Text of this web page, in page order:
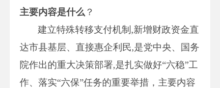
主要内容是什么 ？
建立特殊转移支付机制,新增财政资金直
达市县基层、直接惠企利民,是党中央、国务
院作出的重大决策部署,是扎实做好“六稳”工
作、落实“六保”任务的重要举措，主要内容